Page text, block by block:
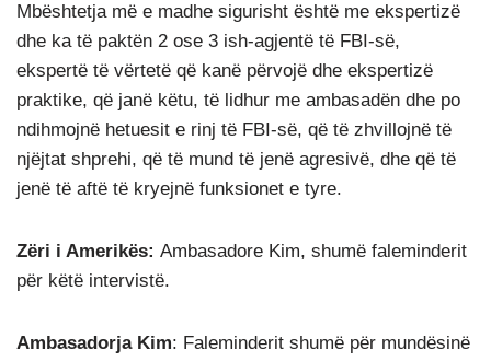
Mbështetja më e madhe sigurisht është me ekspertizë
dhe ka të paktën 2 ose 3 ish-agjentë të FBI-së,
ekspertë të vërtetë që kanë përvojë dhe ekspertizë
praktike, që janë këtu, të lidhur me ambasadën dhe po
ndihmojnë hetuesit e rinj të FBI-së, që të zhvillojnë të
njëjtat shprehi, që të mund të jenë agresivë, dhe që të
jenë të aftë të kryejnë funksionet e tyre.
Zëri i Amerikës: Ambasadore Kim, shumë faleminderit
për këtë intervistë.
Ambasadorja Kim: Faleminderit shumë për mundësinë